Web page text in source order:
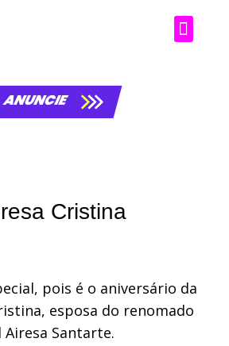
ANUNCIE
Cristina
pois é o aniversário da
esposa do renomado
Santarte.